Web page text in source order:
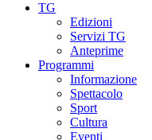
TG
Edizioni
Servizi TG
Anteprime
Programmi
Informazione
Spettacolo
Sport
Cultura
Eventi